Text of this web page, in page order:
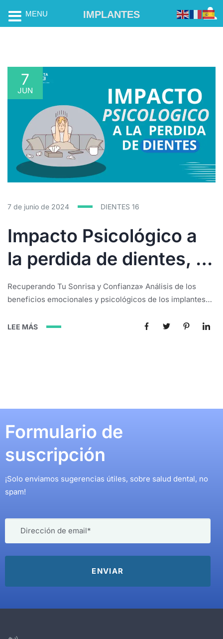
7
JUN
7 de junio de 2024 DIENTES 16
Impacto Psicológico a
la perdida de dientes, la
solución Implantes
Dentales:
Recuperando Tu Sonrisa y Confianza» Análisis de los
beneficios emocionales y psicológicos de los implantes
calidad de vida La pérdida del primer diente en una
LEE MÁS
Formulario de
suscripción
¡Solo enviamos sugerencias útiles, sobre salud dental, no
spam!
MENU IMPLANTES